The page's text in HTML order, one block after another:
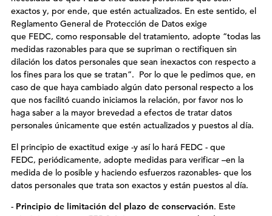
exactos y, por ende, que estén actualizados. En este sentido, el
Reglamento General de Protección de Datos exige
que FEDC, como responsable del tratamiento, adopte “todas las
medidas razonables para que se supriman o rectifiquen sin
dilación los datos personales que sean inexactos con respecto a
los fines para los que se tratan”. Por lo que le pedimos que, en
caso de que haya cambiado algún dato personal respecto a los
que nos facilitó cuando iniciamos la relación, por favor nos lo
haga saber a la mayor brevedad a efectos de tratar datos
personales únicamente que estén actualizados y puestos al día.
El principio de exactitud exige -y así lo hará FEDC - que
FEDC, periódicamente, adopte medidas para verificar –en la
medida de lo posible y haciendo esfuerzos razonables- que los
datos personales que trata son exactos y están puestos al día.
- Principio de limitación del plazo de conservación. Este